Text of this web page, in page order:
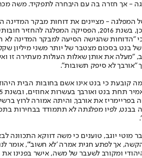
- אך חזרה בה עם היבחרה לתפקיד. משה
- מציינים את דוחות מבקר
"הדוחות שהגישה הסיעה למבקר המדינה לא
בנט בסכום מצטבר של יותר משני מיליון
"מעלה את אותן שאלות העולות מעתירה
"אורבך לא סיפק תשובות".
כי בנט אינו אשם בחובות הבית
הגיע לשיא 31.7 מיליון שקלים – כמעט פי 2 מהתקופה שקדמה להגעתו למפלגה.
לפיו מפלגתה לא תתמודד בבחירות
מוטי יוגב, טוענים כי משה דווקא
אך לפתע חגית אמרה 'לא חשוב'", אומר
ומקורב לשעבר של משה, אישר בפנינו את